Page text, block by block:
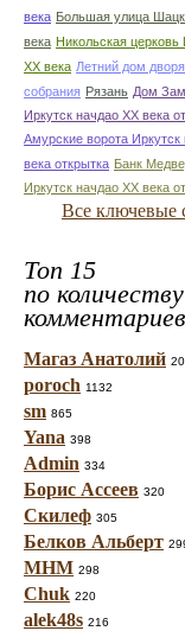
века Большая улица
века Никольская
ХХ века Летний дом
собрания Рязань Дом
Иркутск начдао ХХ века
Амурские ворота
века открытка Банк
Иркутск начдао ХХ века
Все ключевые
Топ 15
по количеству
Магаз Анатолий
poroch 1132
sm 865
Yana 398
Admin 334
Борис Ассеев 320
Скилеф 305
Белков Альберт
МНМ 298
Chuk 220
alek48s 216